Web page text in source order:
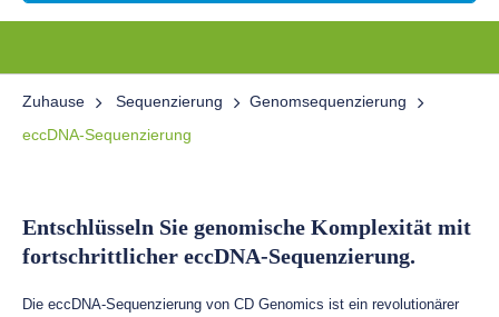
Zuhause Sequenzierung
Genomsequenzierung
eccDNA-Sequenzierung
Entschlüsseln Sie genomische Komplexität mit
fortschrittlicher eccDNA-Sequenzierung.
Die eccDNA-Sequenzierung von CD Genomics ist ein revolutionärer